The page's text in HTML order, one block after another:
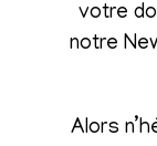
votre
notre
Alors